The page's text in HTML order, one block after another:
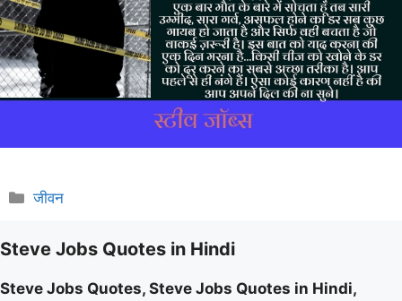
Categories
जीवन
Steve Jobs Quotes in Hindi
Steve Jobs Quotes, Steve Jobs Quotes in Hindi,